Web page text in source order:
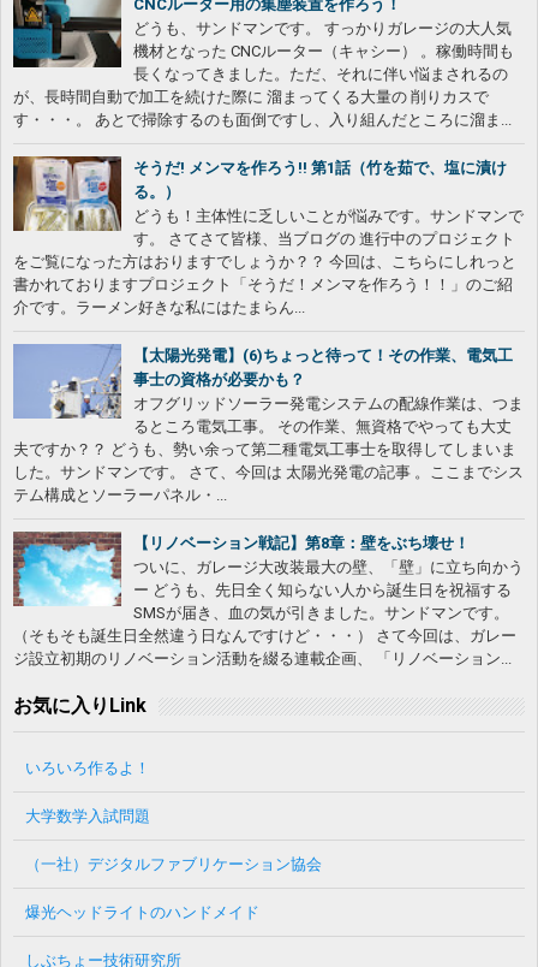
CNCルーター用の集塵装置を作ろう！
どうも、サンドマンです。 すっかりガレージの大人気
機材となった CNCルーター（キャシー） 。稼働時間も
長くなってきました。ただ、それに伴い悩まされるの
が、長時間自動で加工を続けた際に 溜まってくる大量の 削りカスで
す・・・。 あとで掃除するのも面倒ですし、入り組んだところに溜ま...
そうだ! メンマを作ろう!! 第1話（竹を茹で、塩に漬け
る。）
どうも！主体性に乏しいことが悩みです。サンドマンで
す。 さてさて皆様、当ブログの 進行中のプロジェクト
をご覧になった方はおりますでしょうか？？ 今回は、こちらにしれっと
書かれておりますプロジェクト「そうだ！メンマを作ろう！！」のご紹
介です。ラーメン好きな私にはたまらん...
【太陽光発電】(6)ちょっと待って！その作業、電気工
事士の資格が必要かも？
オフグリッドソーラー発電システムの配線作業は、つま
るところ電気工事。 その作業、無資格でやっても大丈
夫ですか？？ どうも、勢い余って第二種電気工事士を取得してしまいま
した。サンドマンです。 さて、今回は 太陽光発電の記事 。ここまでシス
テム構成とソーラーパネル・...
【リノベーション戦記】第8章：壁をぶち壊せ！
ついに、ガレージ大改装最大の壁、「壁」に立ち向かう
ー どうも、先日全く知らない人から誕生日を祝福する
SMSが届き、血の気が引きました。サンドマンです。
（そもそも誕生日全然違う日なんですけど・・・） さて今回は、ガレー
ジ設立初期のリノベーション活動を綴る連載企画、 「リノベーション...
お気に入りLink
いろいろ作るよ！
大学数学入試問題
（一社）デジタルファブリケーション協会
爆光ヘッドライトのハンドメイド
しぶちょー技術研究所